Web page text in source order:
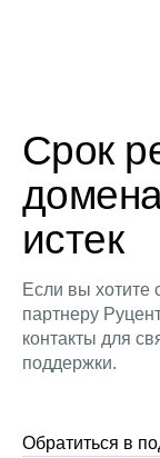
Срок
истек
Если вы хотите
партнеру
контакты для
поддержки.
Обратиться в